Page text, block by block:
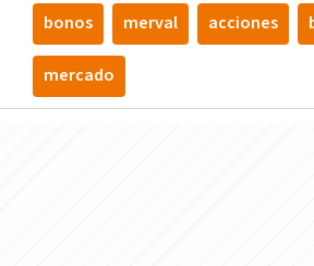
bonos merval acciones
mercado